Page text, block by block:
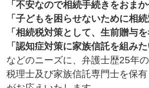
「不安なので相続手続きをおまか
「子どもを困らせないために相
「相続税対策として、生前贈与を
「認知症対策に家族信託を組みた
などのニーズに、弁護士歴25年の
税理士及び家族信託専門士を保